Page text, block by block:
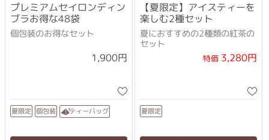
プレミアムセイロンディン
ブラお得な48袋
個包装のお得なセット
1,900円
夏限定 個包装 ティーバッグ
【夏限定】アイスティーを
楽しむ2種セット
夏におすすめの2種類の紅茶の
セット
特価3,280円
夏限定